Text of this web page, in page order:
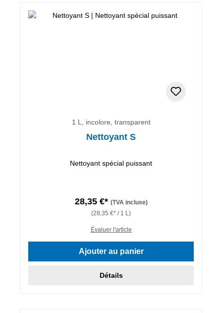
1 L, incolore, transparent
Nettoyant S
Nettoyant spécial puissant
28,35 €* (TVA incluse)
(28,35 €* / 1 L)
Évaluer l'article
Ajouter au panier
Détails